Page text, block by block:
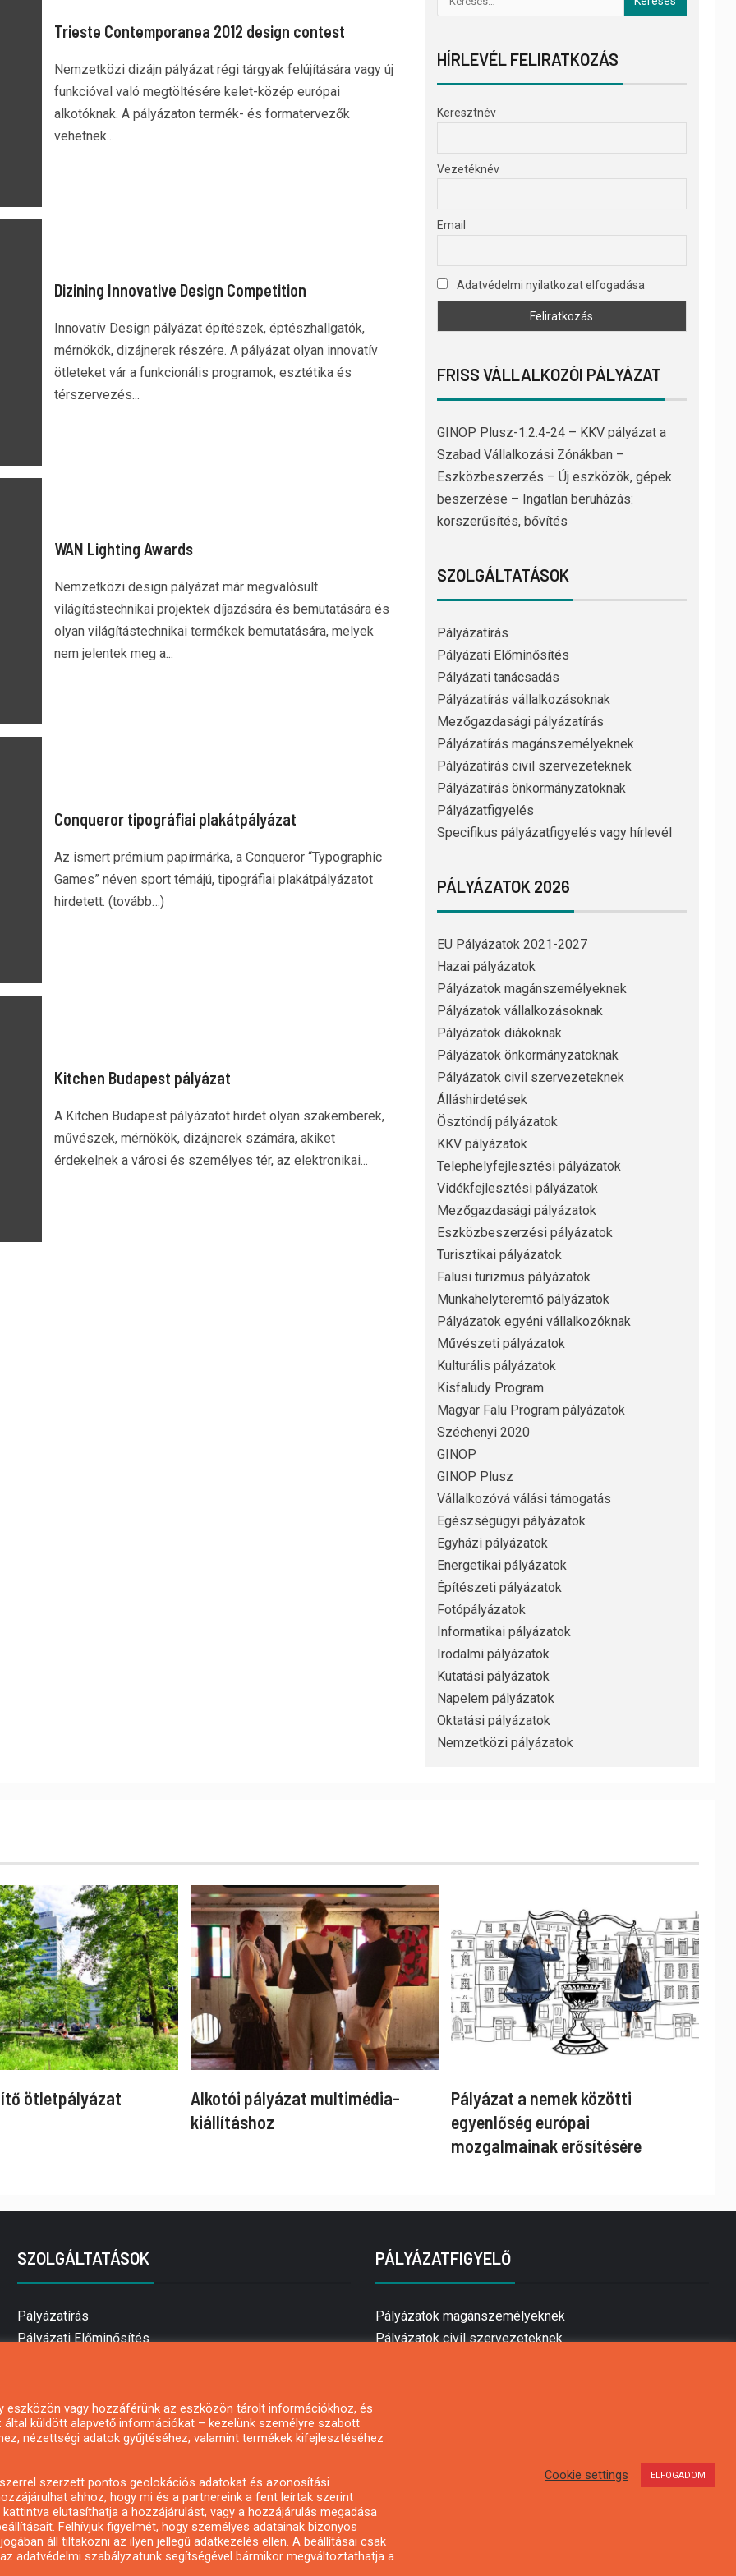
Trieste Contemporanea 2012 design contest
Nemzetközi dizájn pályázat régi tárgyak felújítására vagy új
funkcióval való megtöltésére kelet-közép európai
alkotóknak. A pályázaton termék- és formatervezők
vehetnek...
Dizining Innovative Design Competition
Innovatív Design pályázat építészek, éptészhallgatók,
mérnökök, dizájnerek részére. A pályázat olyan innovatív
ötleteket vár a funkcionális programok, esztétika és
térszervezés...
WAN Lighting Awards
Nemzetközi design pályázat már megvalósult
világítástechnikai projektek díjazására és bemutatására és
olyan világítástechnikai termékek bemutatására, melyek
nem jelentek meg a...
Conqueror tipográfiai plakátpályázat
Az ismert prémium papírmárka, a Conqueror “Typographic
Games” néven sport témájú, tipográfiai plakátpályázatot
hirdetett. (tovább…)
Kitchen Budapest pályázat
A Kitchen Budapest pályázatot hirdet olyan szakemberek,
művészek, mérnökök, dizájnerek számára, akiket
érdekelnek a városi és személyes tér, az elektronikai...
HÍRLEVÉL FELIRATKOZÁS
Keresztnév
Vezetéknév
Email
Adatvédelmi nyilatkozat elfogadása
FRISS VÁLLALKOZÓI PÁLYÁZAT
GINOP Plusz-1.2.4-24 – KKV pályázat a
Szabad Vállalkozási Zónákban –
Eszközbeszerzés – Új eszközök, gépek
beszerzése – Ingatlan beruházás:
korszerűsítés, bővítés
SZOLGÁLTATÁSOK
Pályázatírás
Pályázati Előminősítés
Pályázati tanácsadás
Pályázatírás vállalkozásoknak
Mezőgazdasági pályázatírás
Pályázatírás magánszemélyeknek
Pályázatírás civil szervezeteknek
Pályázatírás önkormányzatoknak
Pályázatfigyelés
Specifikus pályázatfigyelés vagy hírlevél
PÁLYÁZATOK 2026
EU Pályázatok 2021-2027
Hazai pályázatok
Pályázatok magánszemélyeknek
Pályázatok vállalkozásoknak
Pályázatok diákoknak
Pályázatok önkormányzatoknak
Pályázatok civil szervezeteknek
Álláshirdetések
Ösztöndíj pályázatok
KKV pályázatok
Telephelyfejlesztési pályázatok
Vidékfejlesztési pályázatok
Mezőgazdasági pályázatok
Eszközbeszerzési pályázatok
Turisztikai pályázatok
Falusi turizmus pályázatok
Munkahelyteremtő pályázatok
Pályázatok egyéni vállalkozóknak
Művészeti pályázatok
Kulturális pályázatok
Kisfaludy Program
Magyar Falu Program pályázatok
Széchenyi 2020
GINOP
GINOP Plusz
Vállalkozóvá válási támogatás
Egészségügyi pályázatok
Egyházi pályázatok
Energetikai pályázatok
Építészeti pályázatok
Fotópályázatok
Informatikai pályázatok
Irodalmi pályázatok
Kutatási pályázatok
Napelem pályázatok
Oktatási pályázatok
Nemzetközi pályázatok
ötletpályázat
Alkotói pályázat multimédia-
kiállításhoz
Pályázat a nemek közötti
egyenlőség európai
mozgalmainak erősítésére
SZOLGÁLTATÁSOK
Pályázatírás
Pályázati Előminősítés
Mezőgazdasági pályázatírás
Pályázatírás magánszemélyeknek
Pályázatírás civil szervezeteknek
Pályázatfigyelés
Specifikus pályázatfigyelés vagy hírlevél
PÁLYÁZATFIGYELŐ
Pályázatok magánszemélyeknek
Pályázatok civil szervezeteknek
vagy hozzáférünk az eszközön tárolt információkhoz, és
küldött alapvető információkat – kezelünk személyre szabott
nézettségi adatok gyűjtéséhez, valamint termékek kifejlesztéséhez
szerzett pontos geolokációs adatokat és azonosítási
ahhoz, hogy mi és a partnereink a fent leírtak szerint
elutasíthatja a hozzájárulást, vagy a hozzájárulás megadása
Felhívjuk figyelmét, hogy személyes adatainak bizonyos
áll tiltakozni az ilyen jellegű adatkezelés ellen. A beállításai csak
adatvédelmi szabályzatunk segítségével bármikor megváltoztathatja a
Cookie settings ELFOGADOM